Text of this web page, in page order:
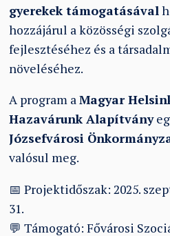
gyerekek támogatásával
hozzájárul a közösségi
fejlesztéséhez és a
növeléséhez.
A program aMagyar
Hazavárunk Alapítvány
Józsefvárosi
valósul meg.
📅 Projektidőszak: 2025.
31.
💬 Támogató: Fővárosi